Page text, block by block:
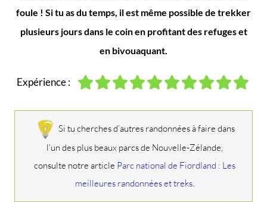
foule ! Si tu as du temps, il est même possible de trekker
plusieurs jours dans le coin en profitant des refuges et
en bivouaquant.
Expérience :
Si tu cherches d’autres randonnées à faire dans
l’un des plus beaux parcs de Nouvelle-Zélande,
consulte notre article Parc national de Fiordland : Les
meilleures randonnées et treks.